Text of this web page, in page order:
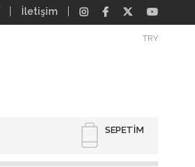
İletişim
TRY
SEPETIM